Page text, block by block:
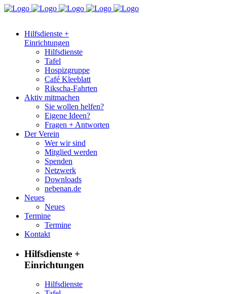
Hilfsdienste +
Einrichtungen
Hilfsdienste
Tafel
Hospizgruppe
Café Kleeblatt
Rikscha-Fahrten
Aktiv mitmachen
Sie wollen helfen?
Eigene Ideen?
Fragen + Antworten
Der Verein
Wer wir sind
Mitglied werden
Spenden
Netzwerk
Downloads
nebenan.de
Neues
Neues
Termine
Termine
Kontakt
Hilfsdienste +
Einrichtungen
Hilfsdienste